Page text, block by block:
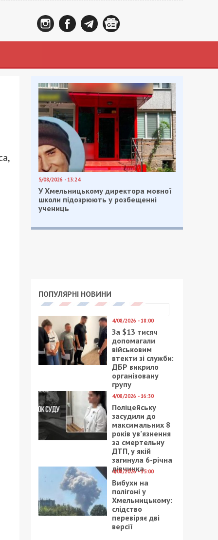
5/08/2026 - 13:24
У Хмельницькому директора мовної
школи підозрюють у розбещенні
учениць
ПОПУЛЯРНІ НОВИНИ
4/08/2026 - 18:00
За $13 тисяч
допомагали
військовим
втекти зі служби:
ДБР викрило
організовану
групу
4/08/2026 - 16:30
Поліцейську
засудили до
максимальних 8
років ув’язнення
за смертельну
ДТП, у якій
загинула 6-річна
дівчинка
4/08/2026 - 15:00
Вибухи на
полігоні у
Хмельницькому:
слідство
перевіряє дві
версії